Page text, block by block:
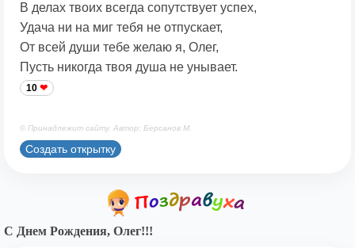
В делах твоих всегда сопутствует успех,
Удача ни на миг тебя не отпускает,
От всей души тебе желаю я, Олег,
Пусть никогда твоя душа не унывает.
10
© Принадлежит сайту. Автор: Берсанов М.
Создать открытку
С Днем Рождения, Олег!!!